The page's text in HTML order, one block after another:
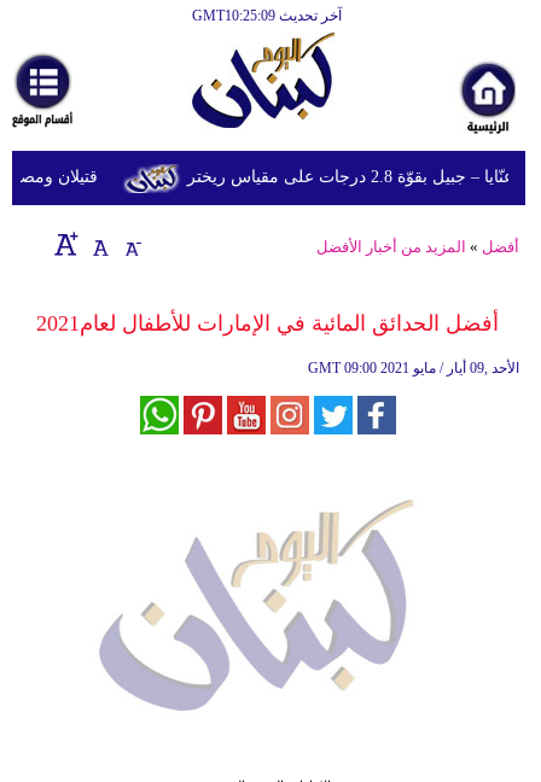
آخر تحديث GMT10:25:09
أخبارعاجلة
رياضة
ثقافة
إقتصاد
وموسيقى
قتيلان ومصابون جراء 14 غارة إسرائيلية بقوّة 2.8 درجات على مقياس ريختر
أفضل » المزيد من أخبار الأفضل
أفضل الحدائق المائية في الإمارات للأطفال لعام2021
GMT 09:00 2021 الأحد ,09 أيار / مايو